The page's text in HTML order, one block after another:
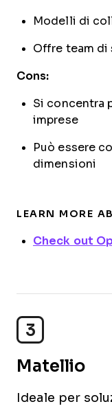
Modelli di
Offre team di
Cons:
Si concentra
imprese
Può essere
dimensioni
LEARN MORE
Check out
3
Matellio
Ideale per